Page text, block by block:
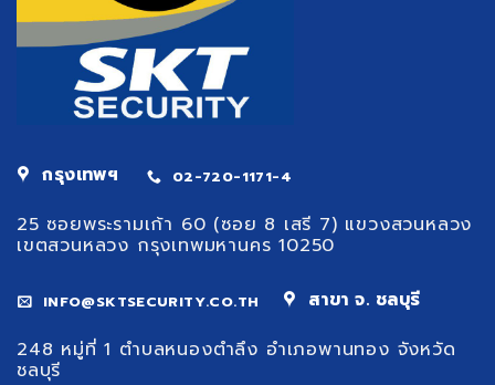
กรุงเทพฯ 02-720-1171-4
25 ซอยพระรามเก้า 60 (ซอย 8 เสรี 7) แขวงสวนหลวง
เขตสวนหลวง กรุงเทพมหานคร 10250
INFO@SKTSECURITY.CO.TH
สาขา จ. ชลบุรี
248 หมู่ที่ 1 ตำบลหนองตำลึง อำเภอพานทอง จังหวัด
ชลบุรี